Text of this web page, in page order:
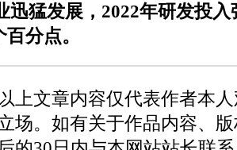
迅猛发展，2022年研发投
分点。
上文章内容仅代表作者本
场。如有关于作品内容、